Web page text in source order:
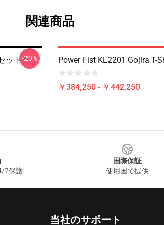
関連商品
ットクラ
-20% Power Fist KL2201 Gojira T-
￥384,250 - ￥442,250
7保護
国際保証
使用国で提供
当社のサポート